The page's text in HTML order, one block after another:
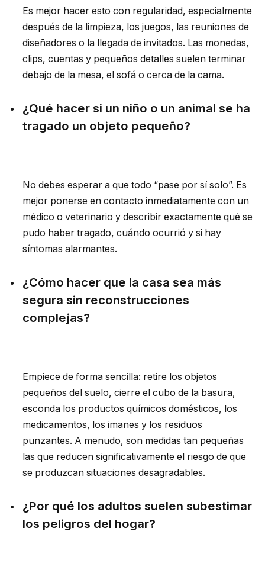
Es mejor hacer esto con regularidad, especialmente
después de la limpieza, los juegos, las reuniones de
diseñadores o la llegada de invitados. Las monedas,
clips, cuentas y pequeños detalles suelen terminar
debajo de la mesa, el sofá o cerca de la cama.
¿Qué hacer si un niño o un animal se ha
tragado un objeto pequeño?
No debes esperar a que todo “pase por sí solo”. Es
mejor ponerse en contacto inmediatamente con un
médico o veterinario y describir exactamente qué se
pudo haber tragado, cuándo ocurrió y si hay
síntomas alarmantes.
¿Cómo hacer que la casa sea más
segura sin reconstrucciones
complejas?
Empiece de forma sencilla: retire los objetos
pequeños del suelo, cierre el cubo de la basura,
esconda los productos químicos domésticos, los
medicamentos, los imanes y los residuos
punzantes. A menudo, son medidas tan pequeñas
las que reducen significativamente el riesgo de que
se produzcan situaciones desagradables.
¿Por qué los adultos suelen subestimar
los peligros del hogar?